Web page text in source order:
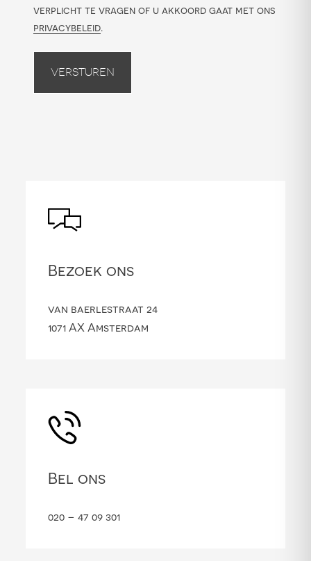
verplicht te vragen of u akkoord gaat met ons
privacybeleid.
Versturen
Bezoek ons
van baerlestraat 24
1071 AX Amsterdam
Bel ons
020 – 47 09 301